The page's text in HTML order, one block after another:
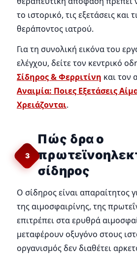
το ιστορικό, τις εξετάσεις και
θεράποντος ιατρού.
Για τη συνολική εικόνα του
ελέγχου, δείτε τον κεντρικό
Σίδηρος & Φερριτίνη και τον
Αναιμία: Ποιες Εξετάσεις
Χρειάζονται.
3
Πώς δρα ο
σίδηρος
Ο σίδηρος είναι απαραίτητος
της αιμοσφαιρίνης, της
επιτρέπει στα ερυθρά
μεταφέρουν οξυγόνο στους
οργανισμός δεν διαθέτει